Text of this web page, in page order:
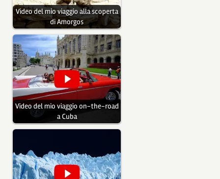
Video del mio viaggio alla scoperta
di Amorgos
Video del mio viaggio on-the-road
a Cuba